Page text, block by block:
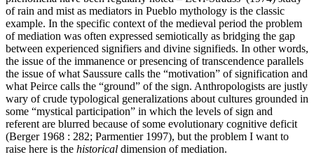
of rain and mist as mediators in Pueblo mythology is the classic
example. In the specific context of the medieval period the problem
of mediation was often expressed semiotically as bridging the gap
between experienced signifiers and divine signifieds. In other words,
the issue of the immanence or presencing of transcendence parallels
the issue of what Saussure calls the “motivation” of signification and
what Peirce calls the “ground” of the sign. Anthropologists are justly
wary of crude typological generalizations about cultures grounded in
some “mystical participation” in which the levels of sign and
referent are blurred because of some evolutionary cognitive deficit
(Berger 1968 : 282; Parmentier 1997), but the problem I want to
raise here is the historical dimension of mediation.